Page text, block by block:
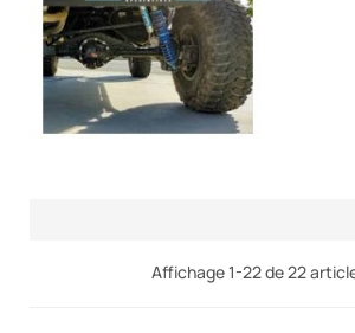
Affichage 1-22 de 22